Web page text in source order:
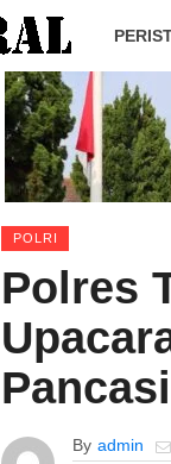
POLRI
Polres
By admin